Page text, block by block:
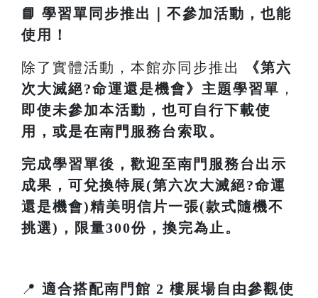
📘 學習單同步推出｜不參加活動，也能
使用！
除了實體活動，本館亦同步推出 《第六
次大滅絕?命運還是機會》主題學習單 ，
即使未參加本活動，也可自行下載使
用，或是在南門服務台索取。
完成學習單後，歡迎至南門服務台出示
成果，可兌換特展(第六次大滅絕?命運
還是機會)精美明信片一張(款式隨機不
挑選)，限量300份，換完為止。
📍 適合搭配南門館 2 樓展場自由參觀使